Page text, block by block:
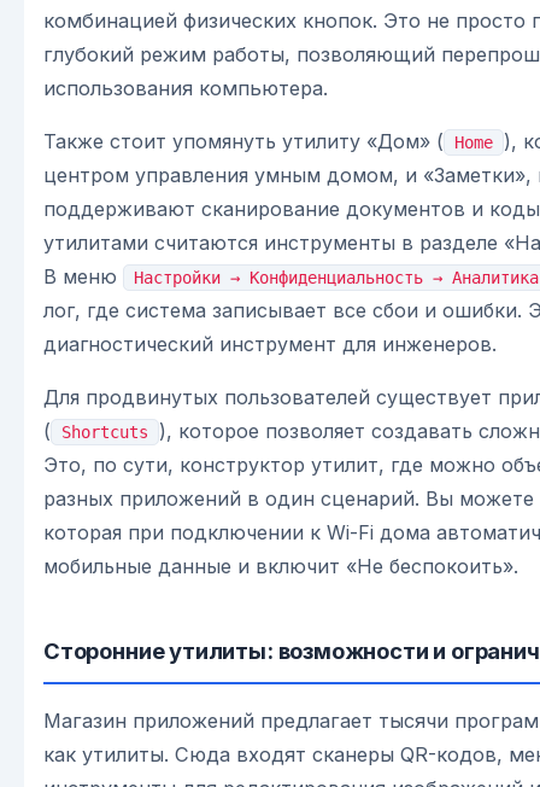
комбинацией физических кнопок. Это не просто
глубокий режим работы, позволяющий
использования компьютера.
Также стоит упомянуть утилиту «Дом» ( Home
),
центром управления умным домом, и «Заметки»,
поддерживают сканирование документов и
утилитами считаются инструменты в разделе
В меню
Настройки → Конфиденциальность →
лог, где система записывает все сбои и ошибки.
диагностический инструмент для инженеров.
Для продвинутых пользователей существует
(
Shortcuts
), которое позволяет создавать
Это, по сути, конструктор утилит, где можно
разных приложений в один сценарий. Вы можете
которая при подключении к Wi-Fi дома
мобильные данные и включит «Не беспокоить».
Сторонние утилиты: возможности и
Магазин приложений предлагает тысячи
как утилиты. Сюда входят сканеры QR-кодов,